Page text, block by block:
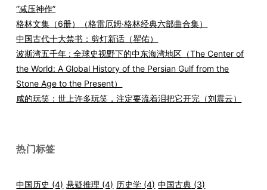
“减压神作”
格林文集（6册）（格雷厄姆·格林经典六部曲合集）
中国古代十大禁书：剪灯新话（瞿佑）
波斯湾五千年 : 全球史视野下的中东海湾地区（The Center of
the World: A Global History of the Persian Gulf from the
Stone Age to the Present）
咸的玩笑：世上许多玩笑，注定要流着泪把它开完（刘震云）
热门标签
中国历史 (4) 悬疑推理 (4) 历史学 (4) 中国古典 (3)